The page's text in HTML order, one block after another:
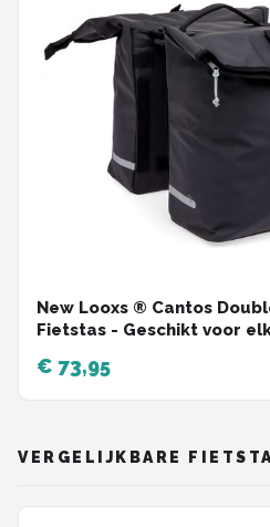
New Looxs ® Cantos
Fietstas - Geschikt voor
Ook voor Electrische
Afneembare Fietstas voor
Zwart
€ 73,95
VERGELIJKBARE